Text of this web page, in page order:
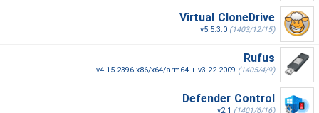
Virtual CloneDrive
v5.5.3.0 (1403/12/15)
Rufus
v4.15.2396 x86/x64/arm64 + v3.22.2009 (1405/4/9)
Defender Control